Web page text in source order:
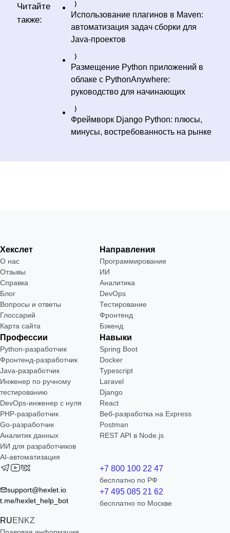
Читайте
также:
Использование плагинов в Maven:
автоматизация задач сборки для
Java-проектов
Размещение Python приложений в
облаке с PythonAnywhere:
руководство для начинающих
Фреймворк Django Python: плюсы,
минусы, востребованность на рынке
Хекслет
О нас
Отзывы
Справка
Блог
Вопросы и ответы
Глоссарий
Карта сайта
Направления
Программирование
ИИ
Аналитика
DevOps
Тестирование
Фронтенд
Бэкенд
Профессии
Python-разработчик
Фронтенд-разработчик
Java-разработчик
Инженер по ручному
тестированию
DevOps-инженер с нуля
РНР-разработчик
Go-разработчик
Аналитик данных
ИИ для разработчиков
AI-автоматизация
Навыки
Spring Boot
Docker
Typescript
Laravel
Django
React
Веб-разработка на Express
Postman
REST API в Node.js
support@hexlet.io
t.me/hexlet_help_bot
RUEN KZ
+7 800 100 22 47
бесплатно по РФ
+7 495 085 21 62
бесплатно по Москве